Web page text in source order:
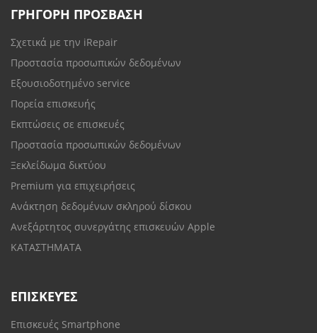
ΓΡΗΓΟΡΗ ΠΡΟΣΒΑΣΗ
Σχετικά με την iRepair
Προστασία προσωπικών δεδομένων
Εξουσιοδοτημένο service
Πορεία επισκευής
Εκπτώσεις σε επισκευές
Προστασία προσωπικών δεδομένων
Ξεκλείδωμα δικτύου
Premium για επιχειρήσεις
Ανάκτηση δεδομένων σκληρού δίσκου
Ανεξάρτητος συνεργάτης επισκευών Apple
ΚΑΤΑΣΤΗΜΑΤΑ
ΕΠΙΣΚΕΥΈΣ
Επισκευές Smartphone